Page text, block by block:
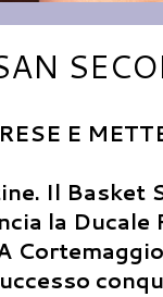
E
Il Basket
la